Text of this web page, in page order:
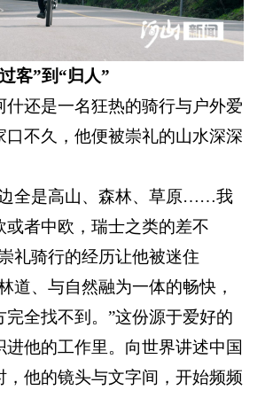
客”到“归人”
什还是一名狂热的骑行与户外爱
口不久，他便被崇礼的山水深深
全是高山、森林、草原……我
或者中欧，瑞士之类的差不
礼骑行的经历让他被迷住
道、与自然融为一体的畅快，
完全找不到。”这份源于爱好的
进他的工作里。向世界讲述中国
，他的镜头与文字间，开始频频